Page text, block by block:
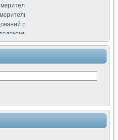
системы для
комплекс аппаратуры для
рабочих процессов ДВС в
радиолиний систем передачи данных
комплекс для исследования
стенд для исследования
параметров операционных
на основе цифровой
для математического
создания измерителя ВАХ
генератора сигналов -